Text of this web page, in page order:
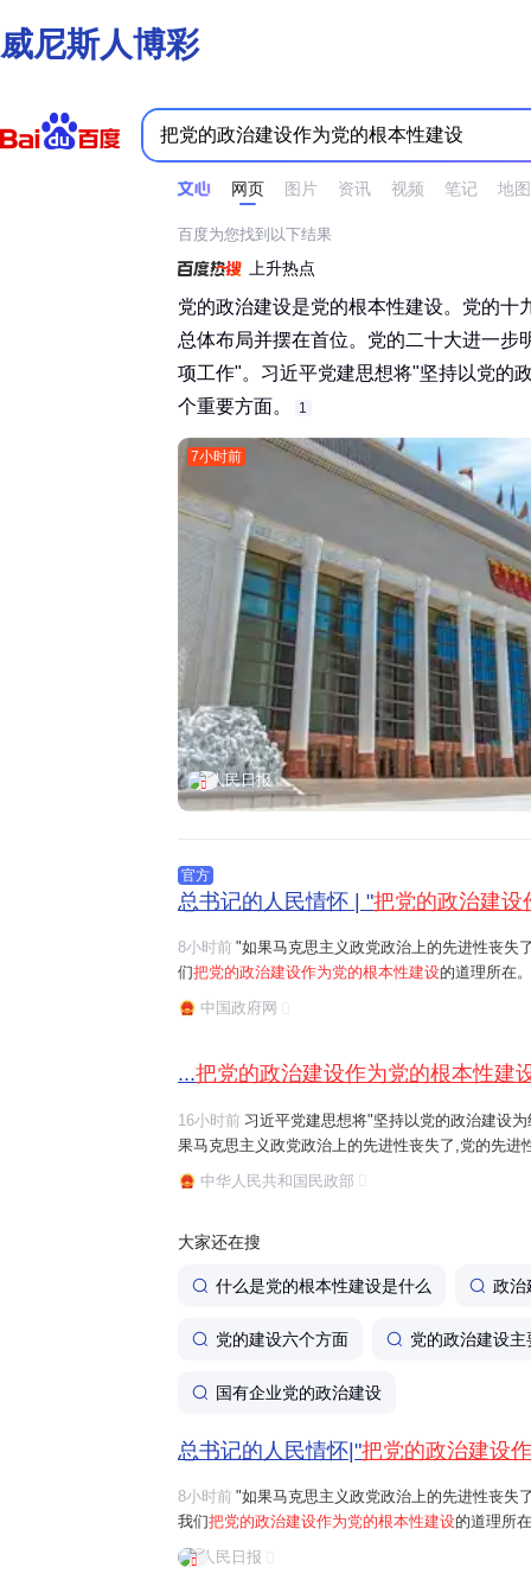
威尼斯人博彩
网页 图片 资讯 视频 笔记 地图
时间不限 所有网页和文件 站点内检索
百度为您找到以下结果
上升热点
党的政治建设是党的根本性建设。党的十
总体布局并摆在首位。党的二十大进一步
项工作"。习近平党建思想将"坚持以党的
个重要方面。‌‌
1
7小时前
人民日报
官方
总书记的人民情怀 | "把党的政治建设
8小时前 "如果马克思主义政党政治上的先进性丧失
们把党的政治建设作为党的根本性建设的道理所在
任务是保证全党服从中央,坚持党中央权威和集中
中国政府网
...把党的政治建设作为党的根本性建
16小时前 习近平党建思想将"坚持以党的政治建设
果马克思主义政党政治上的先进性丧失了,党的先进
治建设作为党的根本性建设
全党服从中央,坚持党中央权威和集中统一...
中华人民共和国民政部
大家还在搜
什么是党的根本性建设是什么 政治
党的建设六个方面 党的政治建设主
国有企业党的政治建设
总书记的人民情怀|"把党的政治建设
8小时前 "如果马克思主义政党政治上的先进性丧失
我们把党的政治建设作为党的根本性建设的道理所
首要任务是保证全党服从中央，坚持党中央权威和
问题。习近平总书记曾讲过一个长征故事："红军...
人民日报